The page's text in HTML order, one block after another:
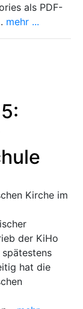
als PDF-
mehr ...
Kirche im
der KiHo
hat die